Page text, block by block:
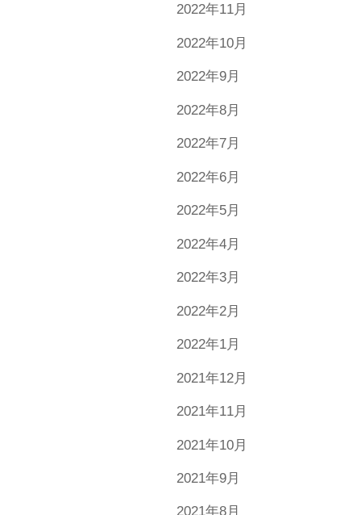
2022年11月
2022年10月
2022年9月
2022年8月
2022年7月
2022年6月
2022年5月
2022年4月
2022年3月
2022年2月
2022年1月
2021年12月
2021年11月
2021年10月
2021年9月
2021年8月